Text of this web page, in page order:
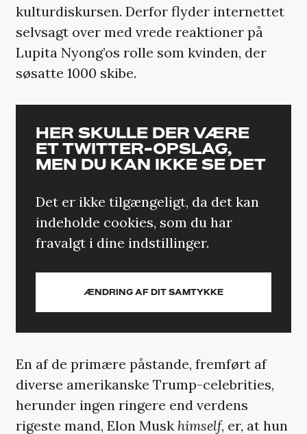
kulturdiskursen. Derfor flyder internettet
selvsagt over med vrede reaktioner på
Lupita Nyong’os rolle som kvinden, der
søsatte 1000 skibe.
HER SKULLE DER VÆRE
ET TWITTER-OPSLAG,
MEN DU KAN IKKE SE DET
Det er ikke tilgængeligt, da det kan
indeholde cookies, som du har
fravalgt i dine indstillinger.
ÆNDRING AF DIT SAMTYKKE
En af de primære påstande, fremført af
diverse amerikanske Trump-celebrities,
herunder ingen ringere end verdens
rigeste mand, Elon Musk himself, er, at hun